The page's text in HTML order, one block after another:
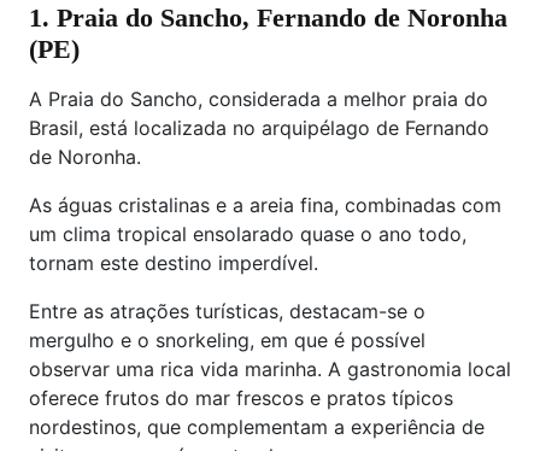
1. Praia do Sancho, Fernando de Noronha
(PE)
A Praia do Sancho, considerada a melhor praia do
Brasil, está localizada no arquipélago de Fernando
de Noronha.
As águas cristalinas e a areia fina, combinadas com
um clima tropical ensolarado quase o ano todo,
tornam este destino imperdível.
Entre as atrações turísticas, destacam-se o
mergulho e o snorkeling, em que é possível
observar uma rica vida marinha. A gastronomia local
oferece frutos do mar frescos e pratos típicos
nordestinos, que complementam a experiência de